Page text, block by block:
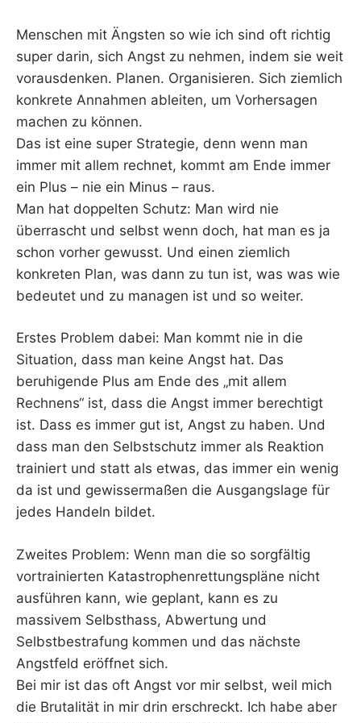
Menschen mit Ängsten so wie ich sind oft richtig
super darin, sich Angst zu nehmen, indem sie weit
vorausdenken. Planen. Organisieren. Sich ziemlich
konkrete Annahmen ableiten, um Vorhersagen
machen zu können.
Das ist eine super Strategie, denn wenn man
immer mit allem rechnet, kommt am Ende immer
ein Plus – nie ein Minus – raus.
Man hat doppelten Schutz: Man wird nie
überrascht und selbst wenn doch, hat man es ja
schon vorher gewusst. Und einen ziemlich
konkreten Plan, was dann zu tun ist, was was wie
bedeutet und zu managen ist und so weiter.
Erstes Problem dabei: Man kommt nie in die
Situation, dass man keine Angst hat. Das
beruhigende Plus am Ende des „mit allem
Rechnens“ ist, dass die Angst immer berechtigt
ist. Dass es immer gut ist, Angst zu haben. Und
dass man den Selbstschutz immer als Reaktion
trainiert und statt als etwas, das immer ein wenig
da ist und gewissermaßen die Ausgangslage für
jedes Handeln bildet.
Zweites Problem: Wenn man die so sorgfältig
vortrainierten Katastrophenrettungspläne nicht
ausführen kann, wie geplant, kann es zu
massivem Selbsthass, Abwertung und
Selbstbestrafung kommen und das nächste
Angstfeld eröffnet sich.
Bei mir ist das oft Angst vor mir selbst, weil mich
die Brutalität in mir drin erschreckt. Ich habe aber